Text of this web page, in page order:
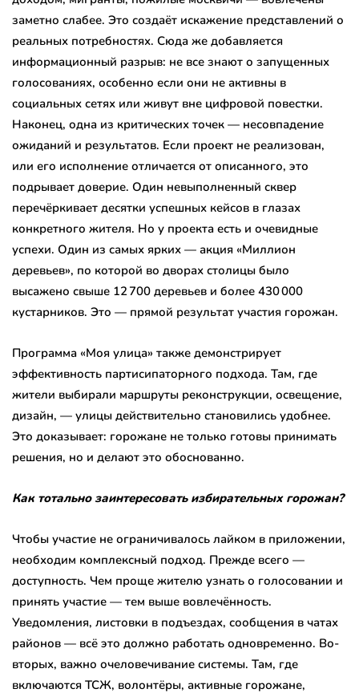
заметно слабее. Это создаёт искажение представлений о
реальных потребностях. Сюда же добавляется
информационный разрыв: не все знают о запущенных
голосованиях, особенно если они не активны в
социальных сетях или живут вне цифровой повестки.
Наконец, одна из критических точек — несовпадение
ожиданий и результатов. Если проект не реализован,
или его исполнение отличается от описанного, это
подрывает доверие. Один невыполненный сквер
перечёркивает десятки успешных кейсов в глазах
конкретного жителя. Но у проекта есть и очевидные
успехи. Один из самых ярких — акция «Миллион
деревьев», по которой во дворах столицы было
высажено свыше 12 700 деревьев и более 430 000
кустарников. Это — прямой результат участия горожан.
Программа «Моя улица» также демонстрирует
эффективность партисипаторного подхода. Там, где
жители выбирали маршруты реконструкции, освещение,
дизайн, — улицы действительно становились удобнее.
Это доказывает: горожане не только готовы принимать
решения, но и делают это обоснованно.
Как тотально заинтересовать избирательных горожан?
Чтобы участие не ограничивалось лайком в приложении,
необходим комплексный подход. Прежде всего —
доступность. Чем проще жителю узнать о голосовании и
принять участие — тем выше вовлечённость.
Уведомления, листовки в подъездах, сообщения в чатах
районов — всё это должно работать одновременно. Во-
вторых, важно очеловечивание системы. Там, где
включаются ТСЖ, волонтёры, активные горожане,